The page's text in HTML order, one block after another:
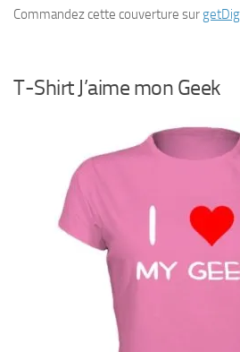
Commandez cette couverture sur
T-Shirt J’aime mon Geek